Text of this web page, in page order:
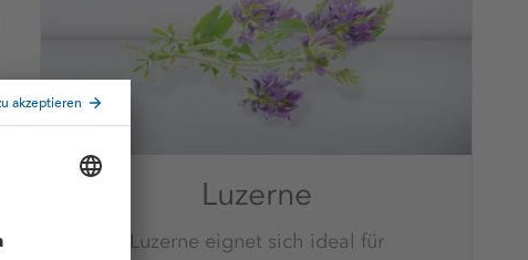
Luzerne
Luzerne eignet sich ideal für